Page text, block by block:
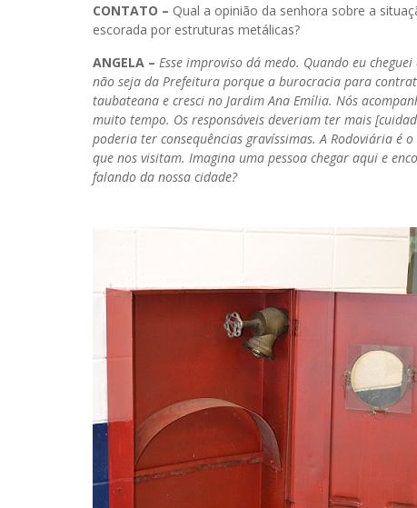
CONTATO – Qual a opinião da senhora sobre a
escorada por estruturas metálicas?
ANGELA – Esse improviso dá medo. Quando eu
não seja da Prefeitura porque a burocracia para
taubateana e cresci no Jardim Ana Emília. Nós
muito tempo. Os responsáveis deveriam ter mais
poderia ter consequências gravíssimas. A Rodoviária
que nos visitam. Imagina uma pessoa chegar aqui e
falando da nossa cidade?